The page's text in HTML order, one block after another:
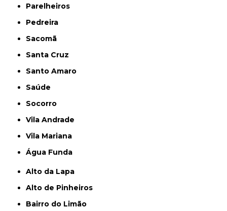
Parelheiros
Pedreira
Sacomã
Santa Cruz
Santo Amaro
Saúde
Socorro
Vila Andrade
Vila Mariana
Água Funda
Alto da Lapa
Alto de Pinheiros
Bairro do Limão